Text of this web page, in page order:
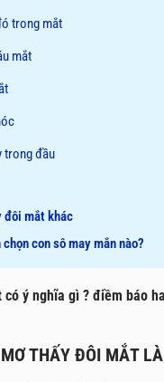
trong mắt
mắt
trong đầu
đôi mắt khác
con sô may mắn nào?
ý nghĩa gì ? điềm báo
THẤY ĐÔI MẮT